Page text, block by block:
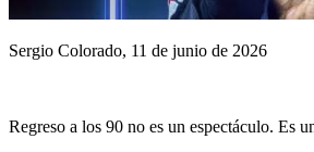
Sergio Colorado, 11 de junio de 2026
Regreso a los 90 no es un espectáculo. Es